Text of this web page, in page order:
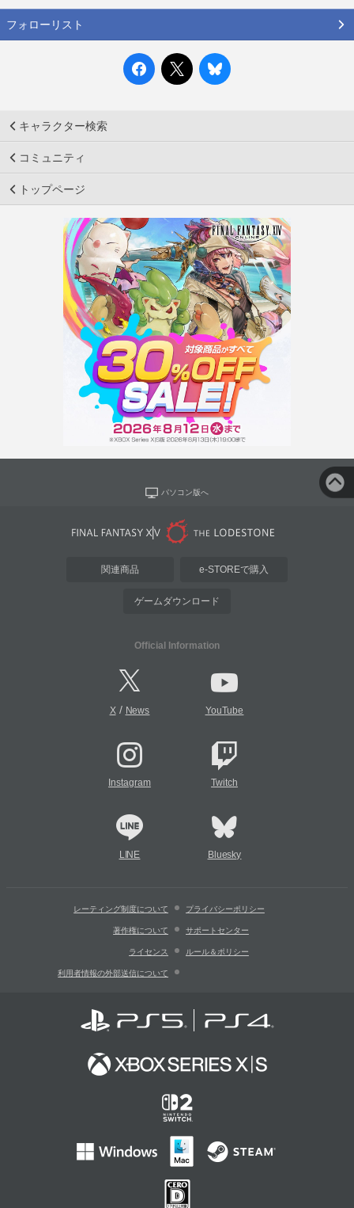
フォローリスト
キャラクター検索
コミュニティ
トップページ
パソコン版へ
関連商品 e-STOREで購入
ゲームダウンロード
Official Information
X/ News YouTube
Instagram Twitch
LINE Bluesky
レーティング制度について プライバシーポリシー
著作権について サポートセンター
ライセンス ルール＆ポリシー
利用者情報の外部送信について